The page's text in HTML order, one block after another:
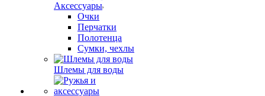
Аксессуары
Очки
Перчатки
Полотенца
Сумки, чехлы
Шлемы для воды